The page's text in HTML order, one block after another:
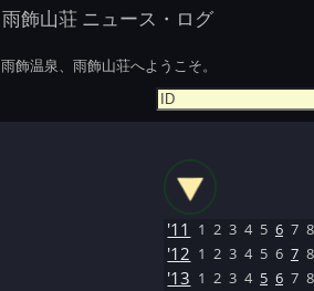
雨飾山荘 ニュース・ログ
雨飾温泉、雨飾山荘へようこそ。
'11 1 2 3 4 5 6 7 8
'12 1 2 3 4 5 6 7 8
'13 1 2 3 4 5 6 7 8